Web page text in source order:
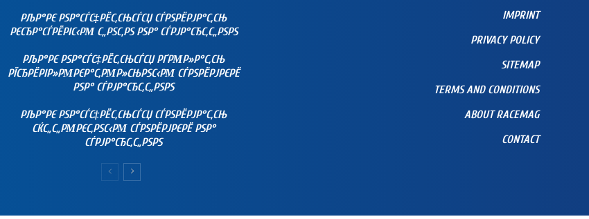
РЉР°РЄ РЅР°СЃС‡РЁС‚СЊСЃСЏ СЃРЅРЁРЈР°С‚СЊ
РЄСЂР°СЃРЁРІС‹РΜ С„РЅС‚РЅ РЅР° СЃРЈР°СЂС‚С„РЅРЅ
РЉР°РЄ РЅР°СЃС‡РЁС‚СЊСЃСЏ РҐРΜР»Р°С‚СЊ
РЇСЂРЁРІР»РΜРЄР°С‚РΜР»СЊРЅС‹РΜ СЃРЅРЁРЈРЄРЁ
РЅР° СЃРЈР°СЂС‚С„РЅРЅ
РЉР°РЄ РЅР°СЃС‡РЁС‚СЊСЃСЏ СЃРЅРЁРЈР°С‚СЊ
СЌС„С„РΜРЄС‚РЅС‹РΜ СЃРЅРЁРЈРЄРЁ РЅР°
СЃРЈР°СЂС‚С„РЅРЅ
IMPRINT
PRIVACY POLICY
SITEMAP
TERMS AND CONDITIONS
ABOUT RACEMAG
CONTACT